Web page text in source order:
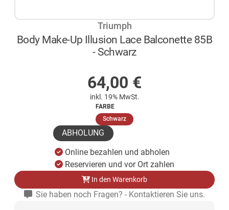
Triumph
Body Make-Up Illusion Lace Balconette 85B
- Schwarz
64,00 €
inkl. 19% MwSt.
FARBE
Schwarz(ausgewählt)
ABHOLUNG
Online bezahlen und abholen
Reservieren und vor Ort zahlen
In den Warenkorb
Sie haben noch Fragen? - Kontaktieren Sie uns.